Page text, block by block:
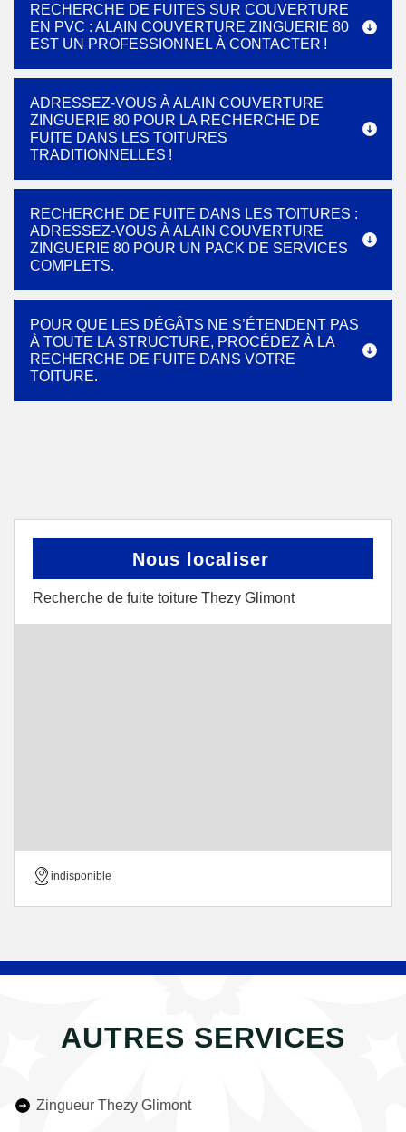
RECHERCHE DE FUITES SUR COUVERTURE
EN PVC : ALAIN COUVERTURE ZINGUERIE 80
EST UN PROFESSIONNEL À CONTACTER !
ADRESSEZ-VOUS À ALAIN COUVERTURE
ZINGUERIE 80 POUR LA RECHERCHE DE
FUITE DANS LES TOITURES
TRADITIONNELLES !
RECHERCHE DE FUITE DANS LES TOITURES :
ADRESSEZ-VOUS À ALAIN COUVERTURE
ZINGUERIE 80 POUR UN PACK DE SERVICES
COMPLETS.
POUR QUE LES DÉGÂTS NE S’ÉTENDENT PAS
À TOUTE LA STRUCTURE, PROCÉDEZ À LA
RECHERCHE DE FUITE DANS VOTRE
TOITURE.
Nous localiser
Recherche de fuite toiture Thezy Glimont
indisponible
AUTRES SERVICES
Zingueur Thezy Glimont